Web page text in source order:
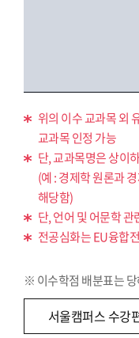
위의 이수 교과목 외
교과목 인정 가능
단, 교과목명은 상이
(예 : 경제학 원론과
해당함)
단, 언어 및 어문학
전공심화는 EU융합
※ 이수학점 배분표는
서울캠퍼스 수강